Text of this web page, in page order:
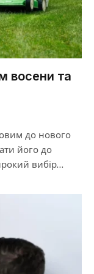
восени та
до нового
його до
вибір…